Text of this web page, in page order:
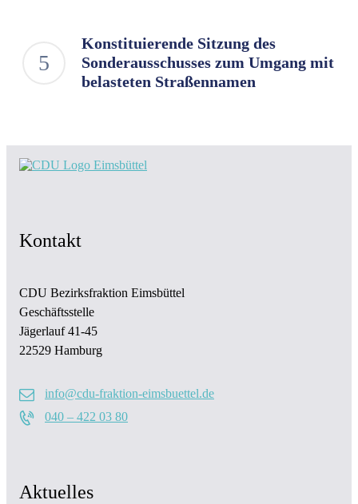
Konstituierende Sitzung des
Sonderausschusses zum Umgang mit
belasteten Straßennamen
Kontakt
CDU Bezirksfraktion Eimsbüttel
Geschäftsstelle
Jägerlauf 41-45
22529 Hamburg
info@cdu-fraktion-eimsbuettel.de
040 – 422 03 80
Aktuelles